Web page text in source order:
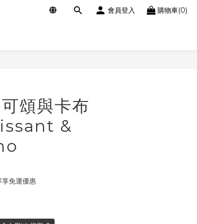
會員登入 購物車(0)
頌與卡布
&
免運優惠